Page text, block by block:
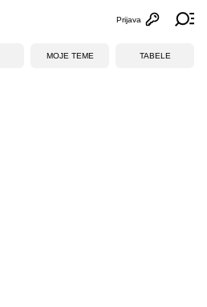
Otvori
Prijava
MOJE TEME TABELE